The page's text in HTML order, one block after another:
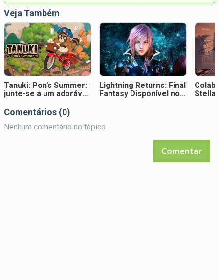
Veja Também
Tanuki: Pon’s Summer:
junte-se a um adorável
missão sobre rodas
Lightning Returns: Final
Fantasy Disponível no
Comentários (0)
Nenhum comentário no tópico
Comentar